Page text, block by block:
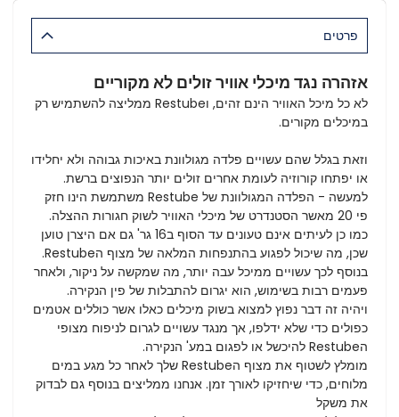
פרטים
אזהרה נגד מיכלי אוויר זולים לא מקוריים
לא כל מיכל האוויר הינם זהים, וRestube ממליצה להשתמיש רק
במיכלים מקורים.
וזאת בגלל שהם עשויים פלדה מגולוונת באיכות גבוהה ולא יחלידו
או יפתחו קורוזיה לעומת אחרים זולים יותר הנפוצים ברשת.
למעשה - הפלדה המגולוונת של Restube משתמשת הינו חזק
פי 20 מאשר הסטנדרט של מיכלי האוויר לשוק חגורות ההצלה.
כמו כן לעיתים אינם טעונים עד הסוף ב16 גר' גם אם היצרן טוען
שכן, מה שיכול לפגוע בהתנפחות המלאה של מצוף הRestube.
בנוסף לכך עשויים ממיכל עבה יותר, מה שמקשה על ניקור, ולאחר
פעמים רבות בשימוש, הוא יגרום להתבלות של פין הנקירה.
ויהיה זה דבר נפוץ למצוא בשוק מיכלים כאלו אשר כוללים אטמים
כפולים כדי שלא ידלפו, אך מנגד עשויים לגרום לניפוח מצופי
הRestube להיכשל או לפגום במע' הנקירה.
מומלץ לשטוף את מצוף הRestube שלך לאחר כל מגע במים
מלוחים, כדי שיחזיקו לאורך זמן. אנחנו ממליצים בנוסף גם לבדוק
את משקל